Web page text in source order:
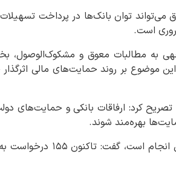
می‌تواند توان بانک‌ها در پرداخت
است.
به مطالبات معوق و مشکوک‌الوصول،
موضوع بر روند حمایت‌های مالی
کرد: ارفاقات بانکی و حمایت‌های
بهره‌مند شوند.
وی با بیان اینکه روند ثبت‌نام در سامانه مربوط به تسهیلات حمایتی در